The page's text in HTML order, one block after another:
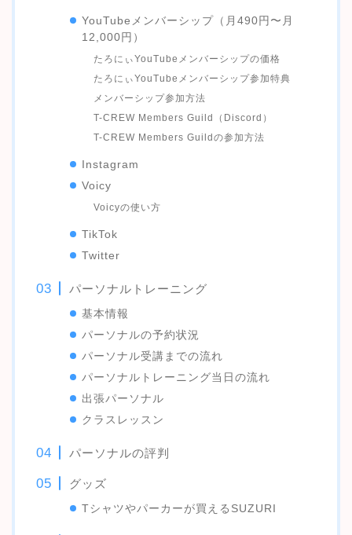
YouTubeメンバーシップ（月490円〜月
12,000円）
たろにぃYouTubeメンバーシップの価格
たろにぃYouTubeメンバーシップ参加特典
メンバーシップ参加方法
T-CREW Members Guild（Discord）
T-CREW Members Guildの参加方法
Instagram
Voicy
Voicyの使い方
TikTok
Twitter
パーソナルトレーニング
基本情報
パーソナルの予約状況
パーソナル受講までの流れ
パーソナルトレーニング当日の流れ
出張パーソナル
クラスレッスン
パーソナルの評判
グッズ
Tシャツやパーカーが買えるSUZURI